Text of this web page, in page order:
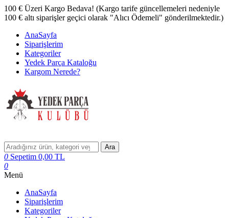
100 € Üzeri Kargo Bedava! (Kargo tarife güncellemeleri nedeniyle
100 € altı siparişler geçici olarak "Alıcı Ödemeli" gönderilmektedir.)
AnaSayfa
Siparişlerim
Kategoriler
Yedek Parça Kataloğu
Kargom Nerede?
Ara
0 Sepetim 0,00 TL
0
Menü
AnaSayfa
Siparişlerim
Kategoriler